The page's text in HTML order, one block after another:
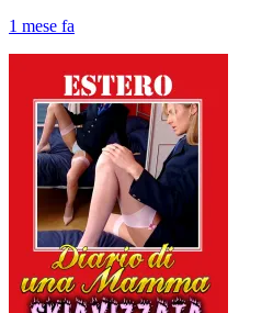
1 mese fa